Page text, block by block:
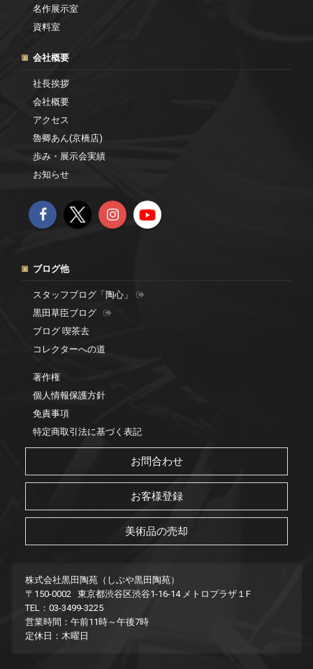
名作展示室
資料室
会社概要
社長挨拶
会社概要
アクセス
魯卿あん(京橋店)
歩み・展示会実績
お知らせ
ブログ他
スタッフブログ「陶心」
黒田草臣ブログ
ブログ 喫茶去
コレクターへの道
著作権
個人情報保護方針
免責事項
特定商取引法に基づく表記
お問合わせ
お客様登録
美術品の売却
株式会社黒田陶苑（しぶや黒田陶苑）
〒150-0002 東京都渋谷区渋谷1-16-14 メトロプラザ１F
TEL：03-3499-3225
営業時間：午前11時～午後7時
定休日：木曜日